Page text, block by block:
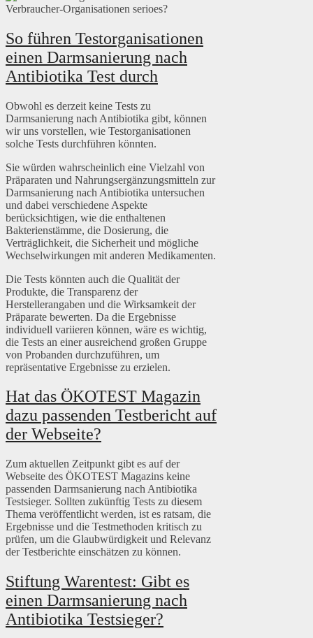
So führen Testorganisationen
einen Darmsanierung nach
Antibiotika Test durch
Obwohl es derzeit keine Tests zu
Darmsanierung nach Antibiotika gibt, können
wir uns vorstellen, wie Testorganisationen
solche Tests durchführen könnten.
Sie würden wahrscheinlich eine Vielzahl von
Präparaten und Nahrungsergänzungsmitteln zur
Darmsanierung nach Antibiotika untersuchen
und dabei verschiedene Aspekte
berücksichtigen, wie die enthaltenen
Bakterienstämme, die Dosierung, die
Verträglichkeit, die Sicherheit und mögliche
Wechselwirkungen mit anderen Medikamenten.
Die Tests könnten auch die Qualität der
Produkte, die Transparenz der
Herstellerangaben und die Wirksamkeit der
Präparate bewerten. Da die Ergebnisse
individuell variieren können, wäre es wichtig,
die Tests an einer ausreichend großen Gruppe
von Probanden durchzuführen, um
repräsentative Ergebnisse zu erzielen.
Hat das ÖKOTEST Magazin
dazu passenden Testbericht auf
der Webseite?
Zum aktuellen Zeitpunkt gibt es auf der
Webseite des ÖKOTEST Magazins keine
passenden Darmsanierung nach Antibiotika
Testsieger. Sollten zukünftig Tests zu diesem
Thema veröffentlicht werden, ist es ratsam, die
Ergebnisse und die Testmethoden kritisch zu
prüfen, um die Glaubwürdigkeit und Relevanz
der Testberichte einschätzen zu können.
Stiftung Warentest: Gibt es
einen Darmsanierung nach
Antibiotika Testsieger?